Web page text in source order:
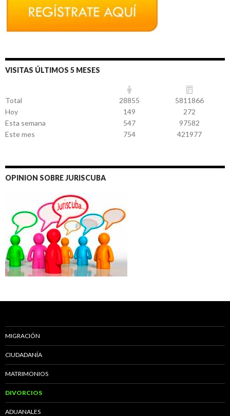
VISITAS ÚLTIMOS 5 MESES
Total 28855
5811866
Hoy
149
272
Esta semana
547
97582
Este mes
754 421977
OPINION SOBRE JURISCUBA
MIGRACIÓN
CIUDADANÍA
MATRIMONIOS
DIVORCIOS
ADUANALES